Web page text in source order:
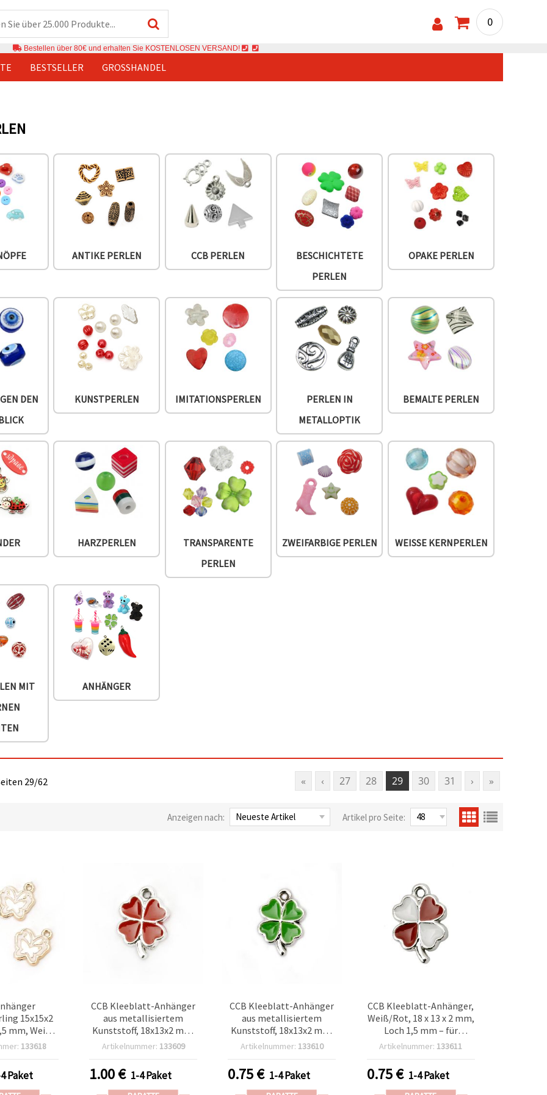
0
Bestellen über 80€ und erhalten Sie KOSTENLOSEN VERSAND!
BESTSELLER GROSSHANDEL
ANTIKE PERLEN CCB PERLEN
BESCHICHTETE
PERLEN
OPAKE PERLEN
DEN
KUNSTPERLEN IMITATIONSPERLEN
PERLEN IN
METALLOPTIK
BEMALTE PERLEN
HARZPERLEN
TRANSPARENTE
PERLEN
ZWEIFARBIGE PERLEN WEISSE KERNPERLEN
MIT
ANHÄNGER
« ‹ 27 28 29 30 31 › »
29/62
Anzeigen nach: Artikel pro Seite:
15x15x2
mm, Weiß –
133618
Paket
CCB Kleeblatt-Anhänger
aus metallisiertem
Kunststoff, 18x13x2 mm,
Loch 1,5 mm, Rot – 5
Artikelnummer: 133609
1.00€ 1-4 Paket
CCB Kleeblatt-Anhänger
aus metallisiertem
Kunststoff, 18x13x2 mm,
Loch 1,5 mm, grün – 5
Artikelnummer: 133610
0.75€ 1-4 Paket
CCB Kleeblatt-Anhänger,
Weiß/Rot, 18 x 13 x 2 mm,
Loch 1,5 mm – für
Schmuckherstellung,
und Martenitsa, Set mit 5
Stück
Artikelnummer: 133611
0.75€ 1-4 Paket